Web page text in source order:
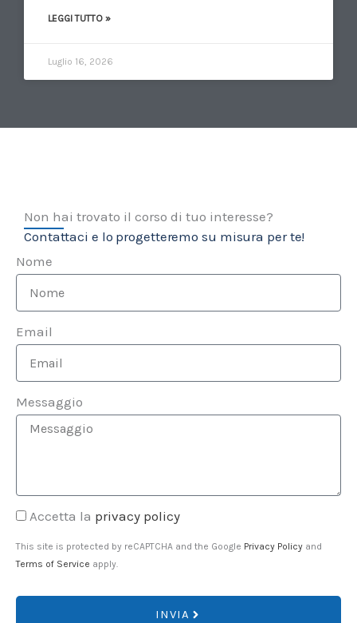
LEGGI TUTTO »
Luglio 16, 2026
Non hai trovato il corso di tuo interesse?
Contattaci e lo progetteremo su misura per te!
Nome
Email
Messaggio
Accetta la privacy policy
This site is protected by reCAPTCHA and the Google Privacy Policy and
Terms of Service apply.
INVIA